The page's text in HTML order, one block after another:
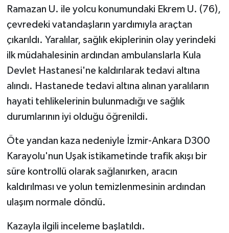
Ramazan U. ile yolcu konumundaki Ekrem U. (76),
çevredeki vatandaşların yardımıyla araçtan
çıkarıldı. Yaralılar, sağlık ekiplerinin olay yerindeki
ilk müdahalesinin ardından ambulanslarla Kula
Devlet Hastanesi'ne kaldırılarak tedavi altına
alındı. Hastanede tedavi altına alınan yaralıların
hayati tehlikelerinin bulunmadığı ve sağlık
durumlarının iyi olduğu öğrenildi.
Öte yandan kaza nedeniyle İzmir-Ankara D300
Karayolu'nun Uşak istikametinde trafik akışı bir
süre kontrollü olarak sağlanırken, aracın
kaldırılması ve yolun temizlenmesinin ardından
ulaşım normale döndü.
Kazayla ilgili inceleme başlatıldı.